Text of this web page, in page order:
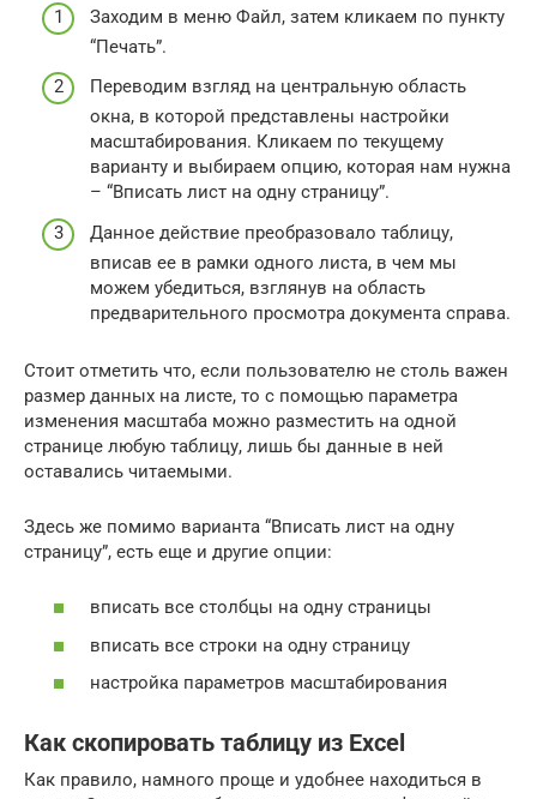
Заходим в меню Файл, затем кликаем по пункту
“Печать”.
Переводим взгляд на центральную область
окна, в которой представлены настройки
масштабирования. Кликаем по текущему
варианту и выбираем опцию, которая нам нужна
– “Вписать лист на одну страницу”.
Данное действие преобразовало таблицу,
вписав ее в рамки одного листа, в чем мы
можем убедиться, взглянув на область
предварительного просмотра документа справа.
Стоит отметить что, если пользователю не столь важен
размер данных на листе, то с помощью параметра
изменения масштаба можно разместить на одной
странице любую таблицу, лишь бы данные в ней
оставались читаемыми.
Здесь же помимо варианта “Вписать лист на одну
страницу”, есть еще и другие опции:
вписать все столбцы на одну страницы
вписать все строки на одну страницу
настройка параметров масштабирования
Как скопировать таблицу из Excel
Как правило, намного проще и удобнее находиться в